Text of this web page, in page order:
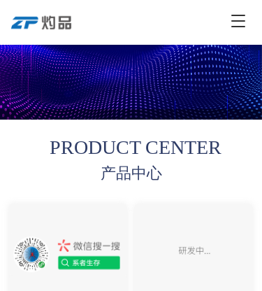
T
g
g
l
e
n
a
PRODUCT CENTER
产品中心